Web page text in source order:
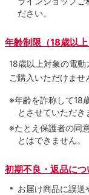
ださい。
年齢制限（18歳以
18歳以上対象の電
ご購入いただけませ
※年齢を詐称して18
とさせていただき
※たとえ保護者の同
とはできません。
初期不良・返品につ
お届け商品に誤送